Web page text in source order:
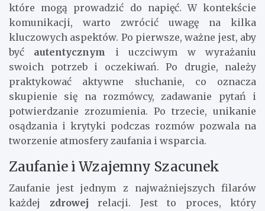
które mogą prowadzić do napięć. W kontekście
komunikacji, warto zwrócić uwagę na kilka
kluczowych aspektów. Po pierwsze, ważne jest, aby
być autentycznym i uczciwym w wyrażaniu
swoich potrzeb i oczekiwań. Po drugie, należy
praktykować aktywne słuchanie, co oznacza
skupienie się na rozmówcy, zadawanie pytań i
potwierdzanie zrozumienia. Po trzecie, unikanie
osądzania i krytyki podczas rozmów pozwala na
tworzenie atmosfery zaufania i wsparcia.
Zaufanie i Wzajemny Szacunek
Zaufanie jest jednym z najważniejszych filarów
każdej zdrowej relacji. Jest to proces, który